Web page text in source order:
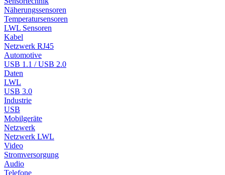
Näherungssensoren
Temperatursensoren
LWL Sensoren
Kabel
Netzwerk RJ45
Automotive
USB 1.1 / USB 2.0
Daten
LWL
USB 3.0
Industrie
USB
Mobilgeräte
Netzwerk
Netzwerk LWL
Video
Stromversorgung
Audio
Telefone